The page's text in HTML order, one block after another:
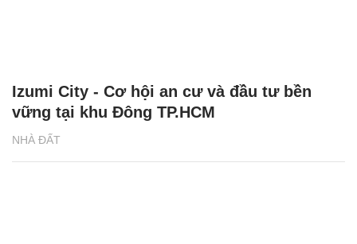
NHÀ ĐẤT
Izumi City - Cơ hội an cư và đầu tư bền
vững tại khu Đông TP.HCM